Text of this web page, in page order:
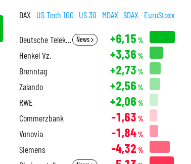
DAX US Tech 100 US 30 MDAX SDAX EuroStoxx
Deutsche Telekom News +6,15 %
Henkel Vz. +3,36 %
Brenntag +2,73 %
Zalando +2,56 %
RWE +2,06 %
Commerzbank -1,63 %
Vonovia -1,84%
Siemens -4,32 %